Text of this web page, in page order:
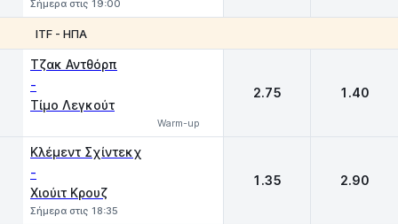
Σήμερα στις 19:00
ITF - ΗΠΑ
Τζακ Αντθόρπ
-
Τίμο Λεγκούτ
Warm-up
2.75 1.40
Κλέμεντ Σχίντεκχ
-
Χιούιτ Κρουζ
Σήμερα στις 18:35
1.35 2.90